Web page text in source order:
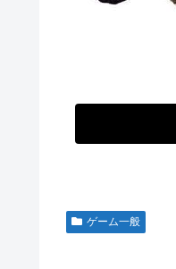
【画像】みい山
【ウマ娘】なん
「X-Men ’97」
「サカモトデイ
【朗報】メディア
実際のところ中
体調不良で休ん
内閣広報官「高
ゲーム一般